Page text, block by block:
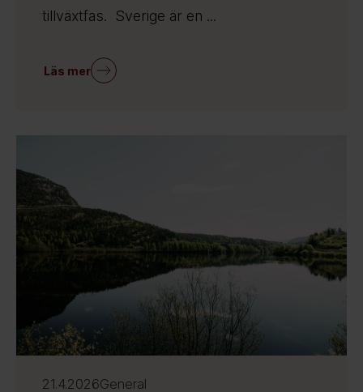
tillväxtfas. Sverige är en ...
Läs mer
21.4.2026General